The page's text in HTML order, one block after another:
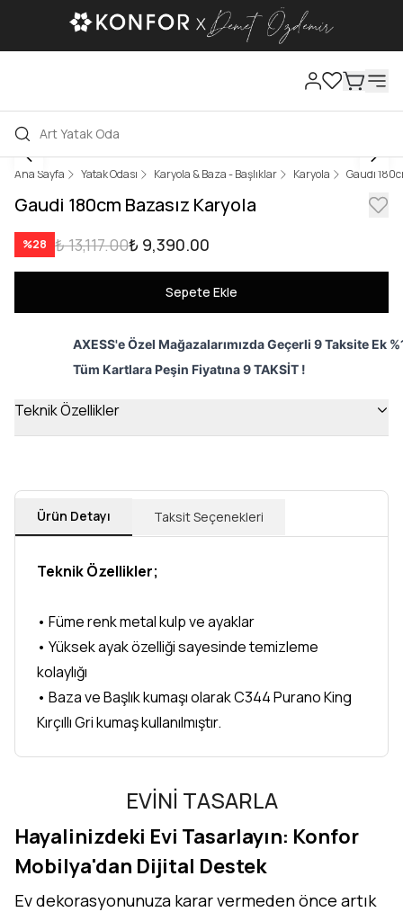
Ana Sayfa Yatak Odası Karyola & Baza - Başlıklar Karyola Gaudi
Gaudi 180cm Bazasız Karyola
%28 ₺ 13,117.00₺ 9,390.00
Sepete Ekle
AXESS'e Özel Mağazalarımızda Geçerli 9 Taksite Ek
Tüm Kartlara Peşin Fiyatına 9 TAKSİT !
Teknik Özellikler
Ürün Detayı Taksit Seçenekleri
Teknik Özellikler;
• Füme renk metal kulp ve ayaklar
• Yüksek ayak özelliği sayesinde temizleme
kolaylığı
• Baza ve Başlık kumaşı olarak C344 Purano King
Kırçıllı Gri kumaş kullanılmıştır.
EVİNİ TASARLA
Hayalinizdeki Evi Tasarlayın: Konfor
Mobilya'dan Dijital Destek
Ev dekorasyonunuza karar vermeden önce artık